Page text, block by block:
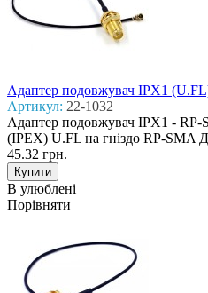
Адаптер подовжувач IPX1
Артикул: 22-1032
Адаптер подовжувач IPX1 - RP-
(IPEX) U.FL на гніздо RP-SMA
45.32 грн.
В улюблені
Порівняти